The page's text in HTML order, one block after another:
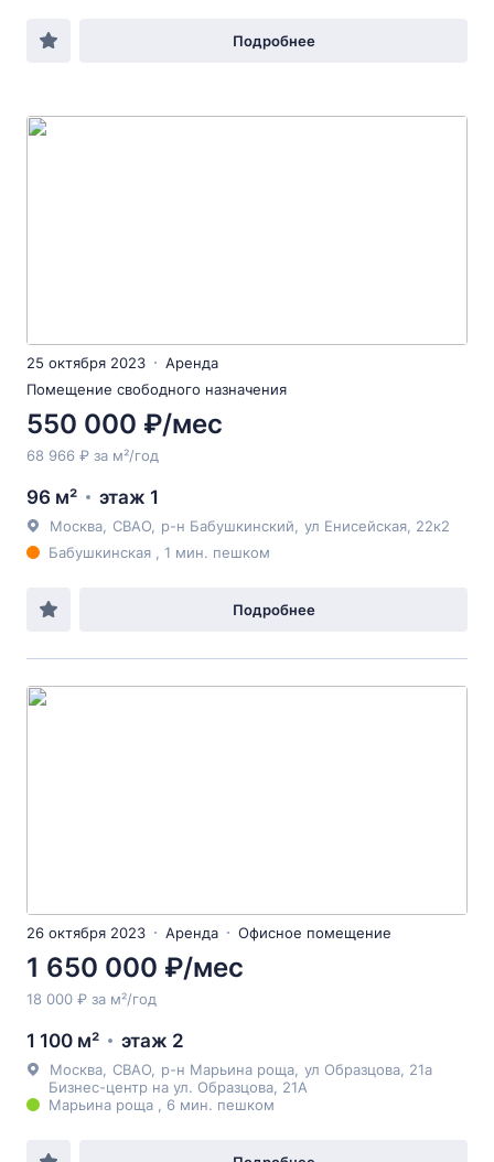
Подробнее
25 октября 2023
Аренда
Помещение свободного назначения
550 000 ₽/мес
68 966 ₽ за м²/год
96 м² этаж 1
Москва СВАО р-н Бабушкинский ул Енисейская , 22к2
Бабушкинская , 1 мин. пешком
Подробнее
26 октября 2023 Аренда Офисное помещение
1 650 000 ₽/мес
18 000 ₽ за м²/год
1 100 м² этаж 2
Москва СВАО р-н Марьина роща ул Образцова , 21а
Бизнес-центр на ул. Образцова, 21А
Марьина роща , 6 мин. пешком